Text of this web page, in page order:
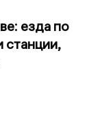
езда по
станции,